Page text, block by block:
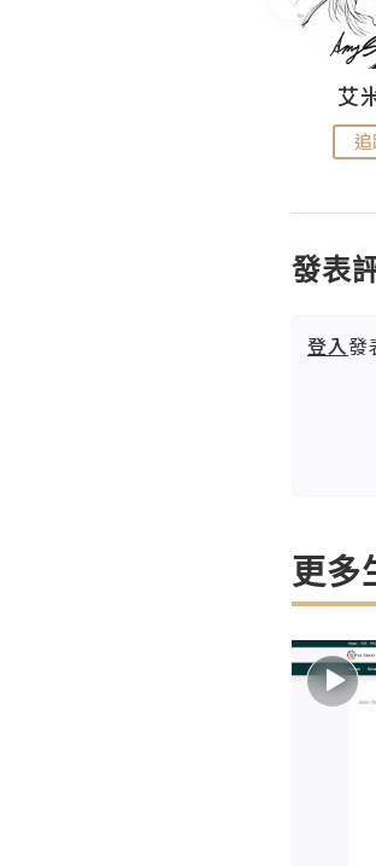
艾
發表
登入發
更多